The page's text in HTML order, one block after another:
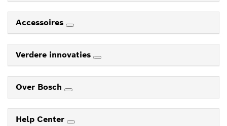
Accessoires
Verdere innovaties
Over Bosch
Help Center